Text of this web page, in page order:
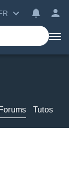
Forums Tutos